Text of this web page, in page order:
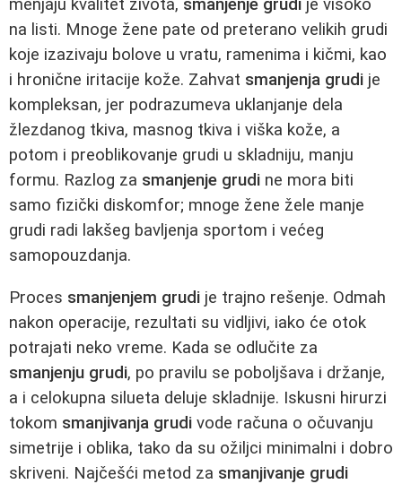
menjaju kvalitet života, smanjenje grudi je visoko
na listi. Mnoge žene pate od preterano velikih grudi
koje izazivaju bolove u vratu, ramenima i kičmi, kao
i hronične iritacije kože. Zahvat smanjenja grudi je
kompleksan, jer podrazumeva uklanjanje dela
žlezdanog tkiva, masnog tkiva i viška kože, a
potom i preoblikovanje grudi u skladniju, manju
formu. Razlog za smanjenje grudi ne mora biti
samo fizički diskomfor; mnoge žene žele manje
grudi radi lakšeg bavljenja sportom i većeg
samopouzdanja.
Proces smanjenjem grudi je trajno rešenje. Odmah
nakon operacije, rezultati su vidljivi, iako će otok
potrajati neko vreme. Kada se odlučite za
smanjenju grudi, po pravilu se poboljšava i držanje,
a i celokupna silueta deluje skladnije. Iskusni hirurzi
tokom smanjivanja grudi vode računa o očuvanju
simetrije i oblika, tako da su ožiljci minimalni i dobro
skriveni. Najčešći metod za smanjivanje grudi